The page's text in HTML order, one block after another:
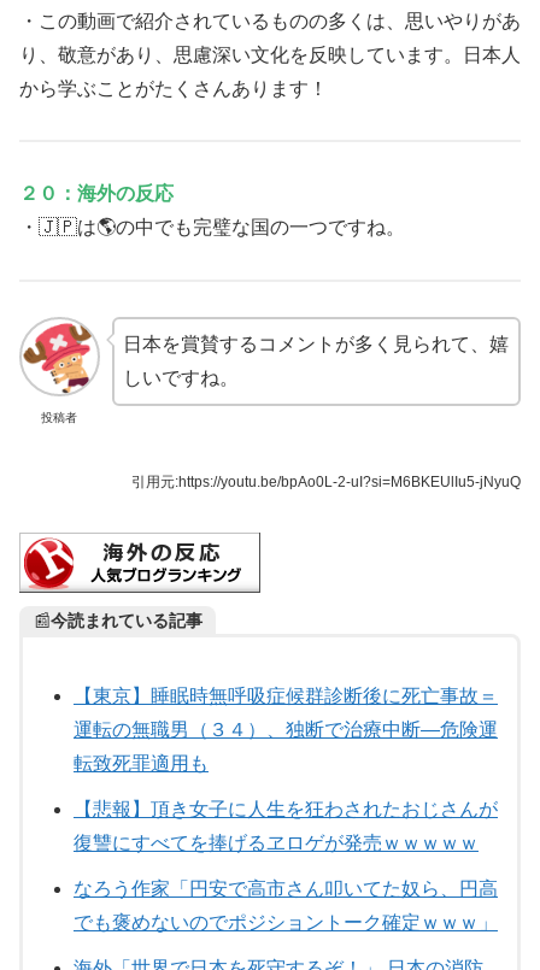
・この動画で紹介されているものの多くは、思いやりがあ
り、敬意があり、思慮深い文化を反映しています。日本人
から学ぶことがたくさんあります！
２０：海外の反応
・🇯🇵は🌎の中でも完璧な国の一つですね。
投稿者
日本を賞賛するコメントが多く見られて、嬉
しいですね。
引用元:https://youtu.be/bpAo0L-2-uI?si=M6BKEUlIu5-jNyuQ
📰今読まれている記事
【東京】睡眠時無呼吸症候群診断後に死亡事故＝
運転の無職男（３４）、独断で治療中断―危険運
転致死罪適用も
【悲報】頂き女子に人生を狂わされたおじさんが
復讐にすべてを捧げるヱロゲが発売ｗｗｗｗｗ
なろう作家「円安で高市さん叩いてた奴ら、円高
でも褒めないのでポジショントーク確定ｗｗｗ」